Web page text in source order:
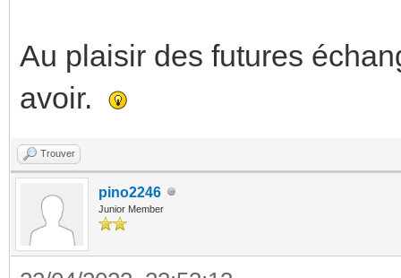
Au plaisir des futures
avoir.
Trouver
pino2246
Junior Member